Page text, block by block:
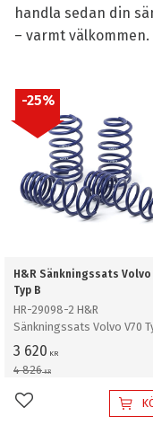
handla sedan din
– varmt välkommen.
H&R Sänkningssats Volvo
Typ B
HR-29098-2 H&R
Sänkningssats Volvo V70 Typ B
Modell utan nivåreglering
Sänker ca: 40mm
3 620 KR
4 826KR
25%
Lägg till i favoriter